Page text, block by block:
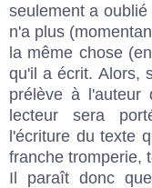
seulement a
n'a plus
la même chose
qu'il a écrit. Alors,
prélève à l'auteur
lecteur sera
l'écriture du texte
franche tromperie,
Il paraît donc